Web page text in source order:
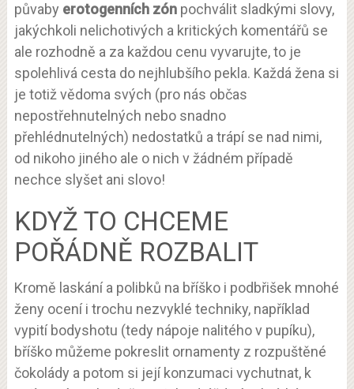
půvaby erotogenních zónpochválit sladkými slovy,
jakýchkoli nelichotivých a kritických komentářů se
ale rozhodně a za každou cenu vyvarujte, to je
spolehlivá cesta do nejhlubšího pekla. Každá žena si
je totiž vědoma svých (pro nás občas
nepostřehnutelných nebo snadno
přehlédnutelných) nedostatků a trápí se nad nimi,
od nikoho jiného ale o nich v žádném případě
nechce slyšet ani slovo!
KDYŽ TO CHCEME
POŘÁDNĚ ROZBALIT
Kromě laskání a polibků na bříško i podbřišek mnohé
ženy ocení i trochu nezvyklé techniky, například
vypití bodyshotu (tedy nápoje nalitého v pupíku),
bříško můžeme pokreslit ornamenty z rozpuštěné
čokolády a potom si její konzumaci vychutnat, k